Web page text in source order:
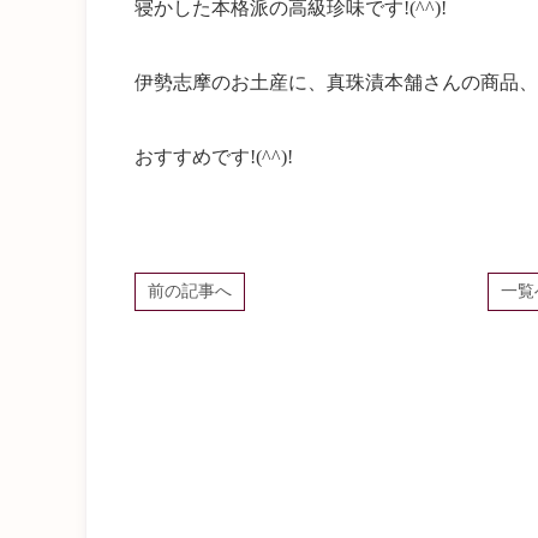
寝かした本格派の高級珍味です!(^^)!
伊勢志摩のお土産に、真珠漬本舗さんの商品、
おすすめです!(^^)!
前の記事へ 一覧